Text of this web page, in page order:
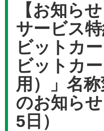
【お知ら
サービス
ビットカ
ビットカ
用）」名
のお知ら
5日）